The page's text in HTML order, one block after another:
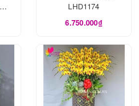
LHD1174
6.750.000₫